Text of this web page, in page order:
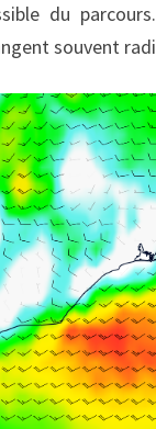
du
souvent